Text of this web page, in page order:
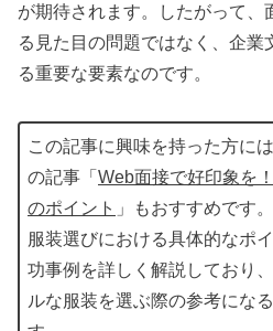
が期待されます。したがって、
る見た目の問題ではなく、企業
る重要な要素なのです。
この記事に興味を持った方に
の記事「 Web面接で好印象を
のポイント 」もおすすめです
服装選びにおける具体的なポ
功事例を詳しく解説しており
ルな服装を選ぶ際の参考にな